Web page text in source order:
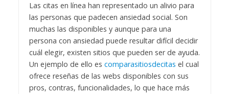
Las citas en línea han representado un alivio para
las personas que padecen ansiedad social. Son
muchas las disponibles y aunque para una
persona con ansiedad puede resultar difícil decidir
cuál elegir, existen sitios que pueden ser de ayuda.
Un ejemplo de ello es comparasitiosdecitas el cual
ofrece reseñas de las webs disponibles con sus
pros, contras, funcionalidades, lo que hace más